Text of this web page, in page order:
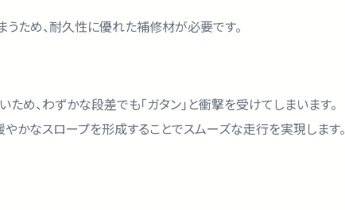
ため、耐久性に優れた補修材が必要です。
め、わずかな段差でも「ガタン」と衝撃を受けてしまいます。
かなスロープを形成することでスムーズな走行を実現します。